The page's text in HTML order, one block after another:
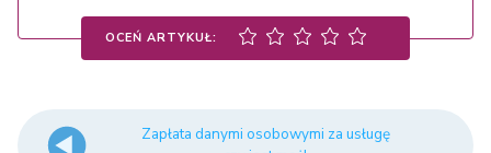
OCEŃ ARTYKUŁ:
Zapłata danymi osobowymi za usługę